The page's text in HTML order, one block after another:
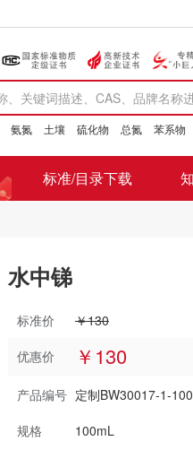
氨氮 土壤 硫化物 总氮 苯系物
标准/目录下载
水中锑
标准价
￥130
优惠价
￥130
产品编号 定制BW30017-1-100
规格
100mL